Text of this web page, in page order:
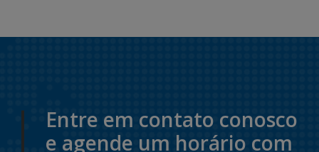
Entre em contato conosco
e agende um horário com